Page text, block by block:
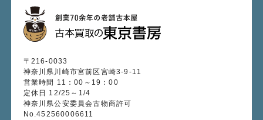
〒216-0033
神奈川県川崎市宮前区宮崎3-9-11
営業時間 11：00～19：00
定休日 12/25～1/4
神奈川県公安委員会古物商許可
No.452560006611